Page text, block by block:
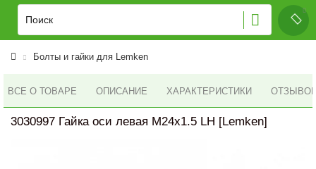
Болты и гайки для Lemken
ВСЕ О ТОВАРЕ ОПИСАНИЕ ХАРАКТЕРИСТИКИ ОТЗЫВОВ
3030997 Гайка оси левая M24x1.5 LH [Lemken]